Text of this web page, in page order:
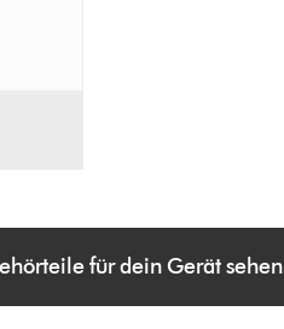
für dein Gerät sehen